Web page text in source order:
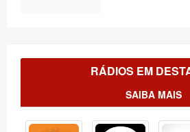
RÁDIOS EM
SAIBA MAIS